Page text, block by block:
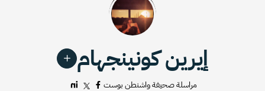
إيرين كونينجهام
مراسلة صحيفة واشنطن بوست